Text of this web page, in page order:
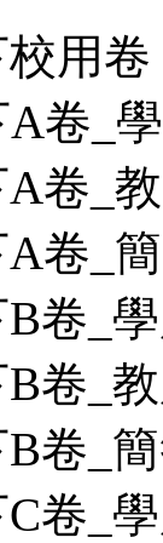
用卷
卷_
卷_
卷_
卷_
卷_
卷_
卷_